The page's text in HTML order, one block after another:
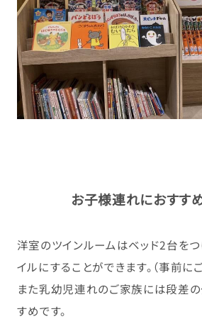
お子様連れにおすす
洋室のツインルームはベッド2台をつ
イルにすることができます。（事前に
また乳幼児連れのご家族には段差
すめです。